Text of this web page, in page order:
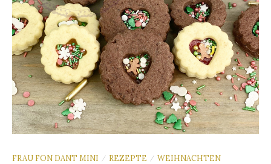
FRAU FON DANT MINI / REZEPTE / WEIHNACHTEN